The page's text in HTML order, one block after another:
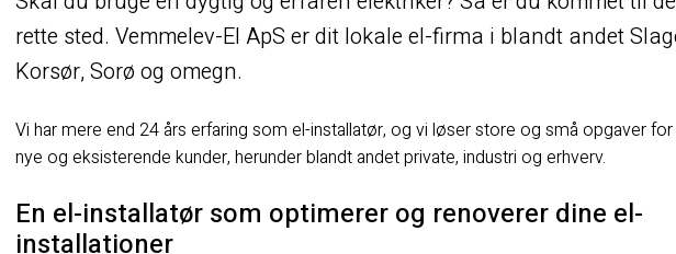
rette sted. Vemmelev-El ApS er dit lokale el-firma i blandt andet
Korsør, Sorø og omegn.
Vi har mere end 24 års erfaring som el-installatør, og vi løser store og små opgaver
nye og eksisterende kunder, herunder blandt andet private, industri og erhverv.
En el-installatør som optimerer og renoverer dine el-
installationer